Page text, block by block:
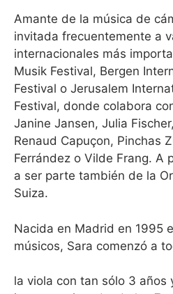
Amante de la música de
invitada frecuentemente a
internacionales más
Musik Festival, Bergen
Festival o Jerusalem
Festival, donde colabora
Janine Jansen, Julia
Renaud Capuçon, Pinchas
Ferrández o Vilde Frang. A
a ser parte también de la
Suiza.
Nacida en Madrid en 1995
músicos, Sara comenzó a
la viola con tan sólo 3 años